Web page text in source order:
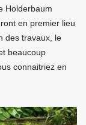
Holderbaum
en premier lieu
des travaux, le
beaucoup
connaitriez en